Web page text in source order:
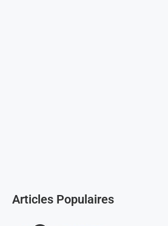
Articles Populaires